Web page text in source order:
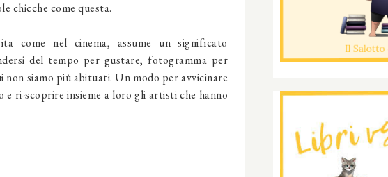
chicche come questa.
come nel cinema, assume un significato
del tempo per gustare, fotogramma per
siamo più abituati. Un modo per avvicinare
e ri-scoprire insieme a loro gli artisti che hanno